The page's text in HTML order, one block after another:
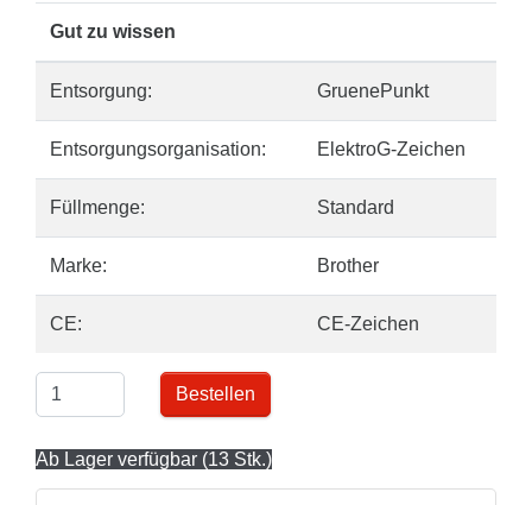
Gut zu wissen
Entsorgung: GruenePunkt
Entsorgungsorganisation: ElektroG-Zeichen
Füllmenge: Standard
Marke: Brother
CE: CE-Zeichen
Bestellen
Ab Lager verfügbar (13 Stk.)